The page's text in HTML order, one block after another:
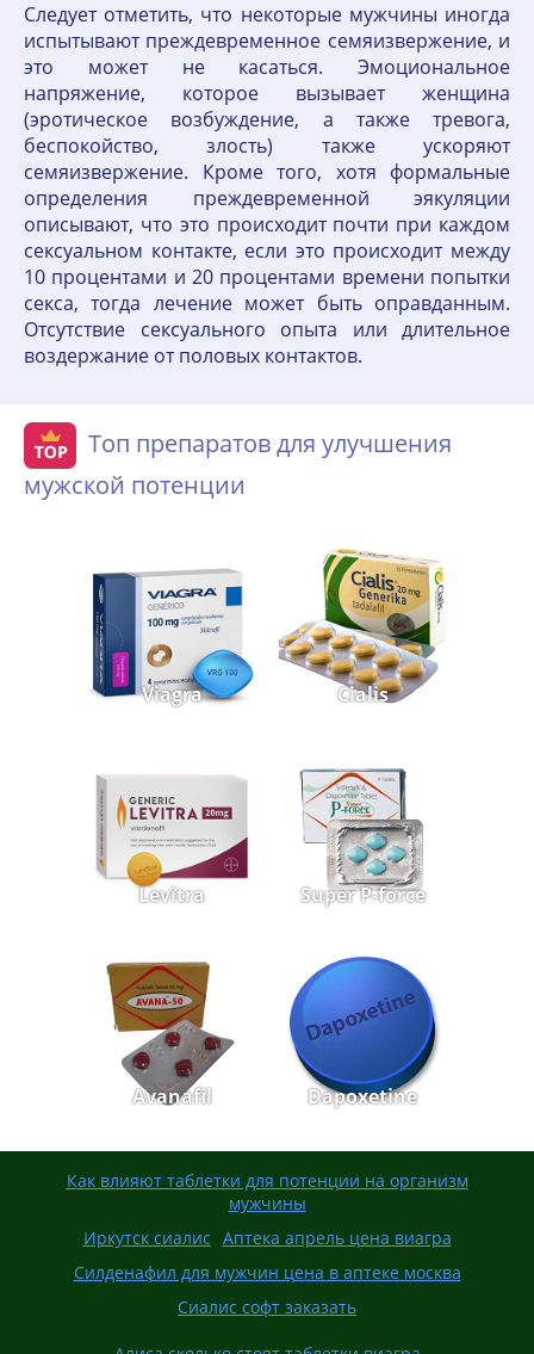
Следует отметить, что некоторые мужчины иногда
испытывают преждевременное семяизвержение, и
это может не касаться. Эмоциональное
напряжение, которое вызывает женщина
(эротическое возбуждение, а также тревога,
беспокойство, злость) также ускоряют
семяизвержение. Кроме того, хотя формальные
определения преждевременной эякуляции
описывают, что это происходит почти при каждом
сексуальном контакте, если это происходит между
10 процентами и 20 процентами времени попытки
секса, тогда лечение может быть оправданным.
Отсутствие сексуального опыта или длительное
воздержание от половых контактов.
Топ препаратов для улучшения
мужской потенции
Viagra Cialis
Levitra Super P-force
Avanafil Dapoxetine
Как влияют таблетки для потенции на организм
мужчины
Иркутск сиалис Аптека апрель цена виагра
Силденафил для мужчин цена в аптеке москва
Сиалис софт заказать